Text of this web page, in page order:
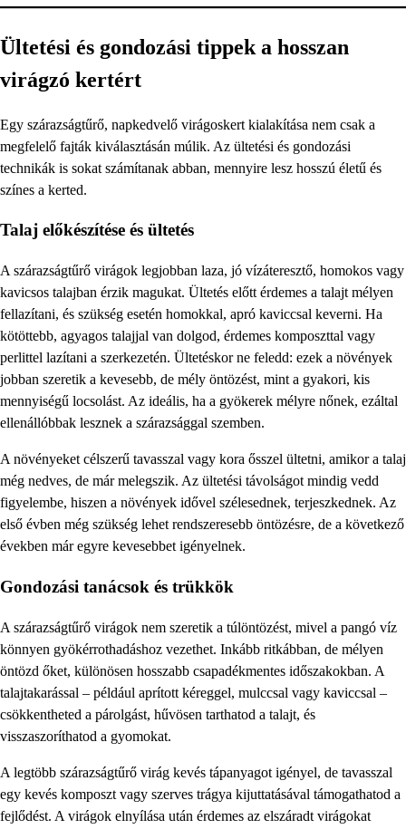
Ültetési és gondozási tippek a hosszan
virágzó kertért
Egy szárazságtűrő, napkedvelő virágoskert kialakítása nem csak a
megfelelő fajták kiválasztásán múlik. Az ültetési és gondozási
technikák is sokat számítanak abban, mennyire lesz hosszú életű és
színes a kerted.
Talaj előkészítése és ültetés
A szárazságtűrő virágok legjobban laza, jó vízáteresztő, homokos vagy
kavicsos talajban érzik magukat. Ültetés előtt érdemes a talajt mélyen
fellazítani, és szükség esetén homokkal, apró kaviccsal keverni. Ha
kötöttebb, agyagos talajjal van dolgod, érdemes komposzttal vagy
perlittel lazítani a szerkezetén. Ültetéskor ne feledd: ezek a növények
jobban szeretik a kevesebb, de mély öntözést, mint a gyakori, kis
mennyiségű locsolást. Az ideális, ha a gyökerek mélyre nőnek, ezáltal
ellenállóbbak lesznek a szárazsággal szemben.
A növényeket célszerű tavasszal vagy kora ősszel ültetni, amikor a talaj
még nedves, de már melegszik. Az ültetési távolságot mindig vedd
figyelembe, hiszen a növények idővel szélesednek, terjeszkednek. Az
első évben még szükség lehet rendszeresebb öntözésre, de a következő
években már egyre kevesebbet igényelnek.
Gondozási tanácsok és trükkök
A szárazságtűrő virágok nem szeretik a túlöntözést, mivel a pangó víz
könnyen gyökérrothadáshoz vezethet. Inkább ritkábban, de mélyen
öntözd őket, különösen hosszabb csapadékmentes időszakokban. A
talajtakarással – például aprított kéreggel, mulccsal vagy kaviccsal –
csökkentheted a párolgást, hűvösen tarthatod a talajt, és
visszaszoríthatod a gyomokat.
A legtöbb szárazságtűrő virág kevés tápanyagot igényel, de tavasszal
egy kevés komposzt vagy szerves trágya kijuttatásával támogathatod a
fejlődést. A virágok elnyílása után érdemes az elszáradt virágokat